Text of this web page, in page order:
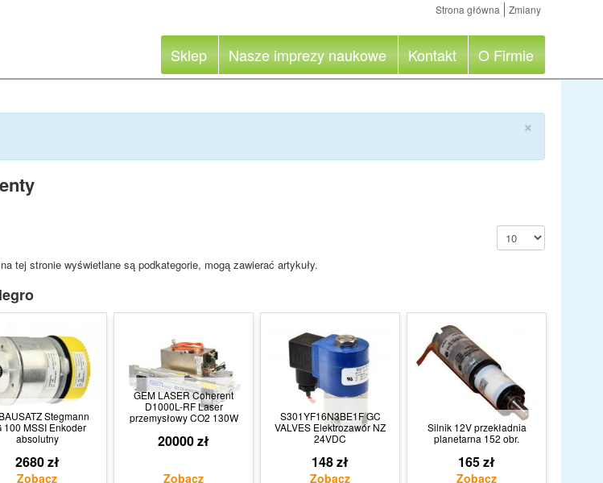
Strona główna Zmiany
Sklep Nasze imprezy naukowe Kontakt O Firmie
×
Pokaż #
tej stronie wyświetlane są podkategorie, mogą zawierać artykuły.
Stegmann
100 MSSI Enkoder
absolutny
2680 zł
GEM LASER Coherent
D1000L-RF Laser
przemysłowy CO2 130W
20000 zł
S301YF16N3BE1F GC
VALVES Elektrozawór NZ
24VDC
148 zł
Silnik 12V przekładnia
planetarna 152 obr.
165 zł